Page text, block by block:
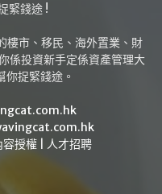
緊錢途 !
市、移民、海外置業、財
係投資新手定係資產管理大
捉緊錢途。
容授權 人才招聘